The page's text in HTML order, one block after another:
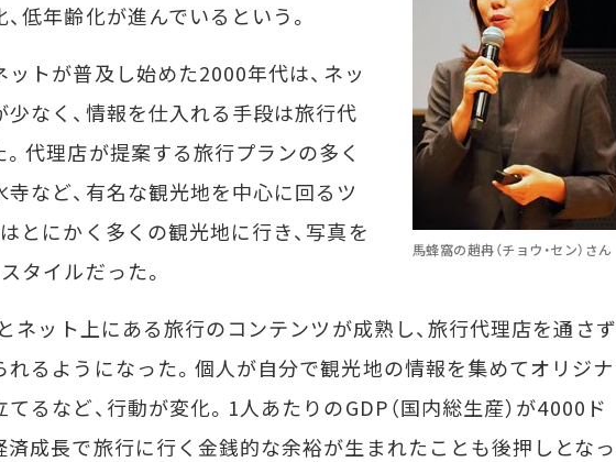
馬蜂窩の趙冉（チョウ・セン）さん
低年齢化が進んでいるという。
トが普及し始めた2000年代は、ネッ
少なく、情報を仕入れる手段は旅行代
代理店が提案する旅行プランの多く
など、有名な観光地を中心に回るツ
とにかく多くの観光地に行き、写真を
タイルだった。
ット上にある旅行のコンテンツが成熟し、旅行代理店を通さず
れるようになった。個人が自分で観光地の情報を集めてオリジナ
るなど、行動が変化。1人あたりのGDP（国内総生産）が4000ド
済成長で旅行に行く金銭的な余裕が生まれたことも後押しとなっ